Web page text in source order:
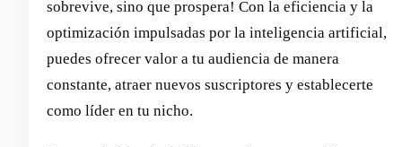
sobrevive, sino que prospera! Con la eficiencia y la
optimización impulsadas por la inteligencia artificial,
puedes ofrecer valor a tu audiencia de manera
constante, atraer nuevos suscriptores y establecerte
como líder en tu nicho.